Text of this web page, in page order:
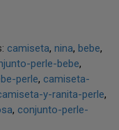
camiseta nina bebe
perle-bebe
perle camiseta-
y-ranita-perle
conjunto-perle-